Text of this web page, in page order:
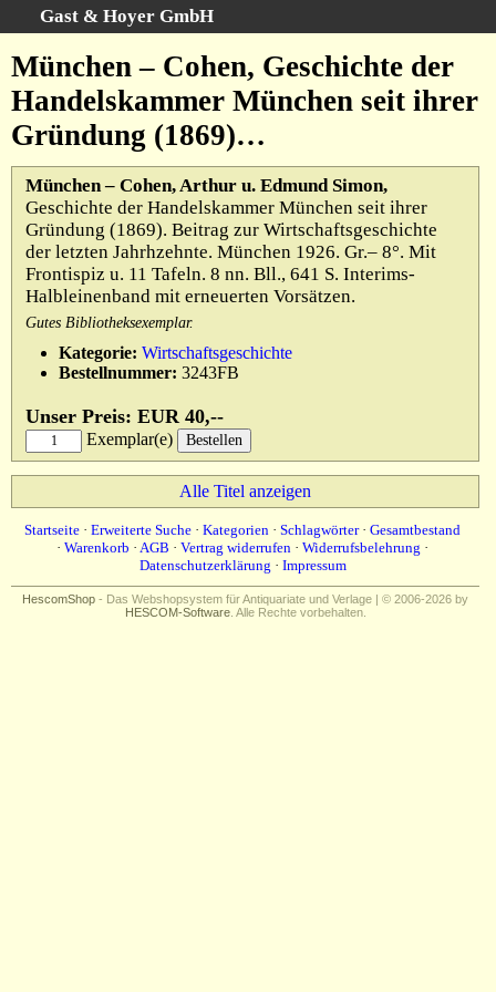
Gast & Hoyer GmbH
Kategorien
Schlagwörter
Gesamtbestand
Warenkorb
AGB
Datenschutz
Impressum
München – Cohen, Geschichte der
Handelskammer München seit ihrer
Gründung (1869)…
München – Cohen, Arthur u. Edmund Simon,
Geschichte der Handelskammer München seit ihrer
Gründung (1869). Beitrag zur Wirtschaftsgeschichte
der letzten Jahrhzehnte. München 1926. Gr.– 8°. Mit
Frontispiz u. 11 Tafeln. 8 nn. Bll., 641 S. Interims-
Halbleinenband mit erneuerten Vorsätzen.
Gutes Bibliotheksexemplar.
Kategorie: Wirtschaftsgeschichte
Bestellnummer: 3243FB
Unser Preis: EUR 40,--
Exemplar(e)
Alle Titel anzeigen
Startseite · Erweiterte Suche · Kategorien · Schlagwörter· Gesamtbestand
· Warenkorb · AGB · Vertrag widerrufen · Widerrufsbelehrung ·
Datenschutzerklärung · Impressum
HescomShop - Das Webshopsystem für Antiquariate und Verlage | © 2006-2026 by
HESCOM-Software. Alle Rechte vorbehalten.